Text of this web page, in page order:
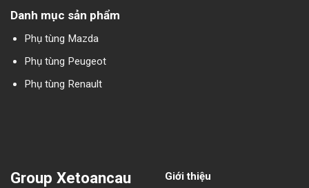
Danh mục sản phẩm
Phụ tùng Mazda
Phụ tùng Peugeot
Phụ tùng Renault
Group Xetoancau
Giới thiệu